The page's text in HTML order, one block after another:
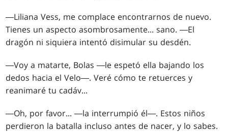
―Liliana Vess, me complace encontrarnos de nuevo.
Tienes un aspecto asombrosamente... sano. ―El
dragón ni siquiera intentó disimular su desdén.
―Voy a matarte, Bolas ―le espetó ella bajando los
dedos hacia el Velo―. Veré cómo te retuerces y
reanimaré tu cadáv...
―Oh, por favor... ―la interrumpió él―. Estos niños
perdieron la batalla incluso antes de nacer, y lo sabes.